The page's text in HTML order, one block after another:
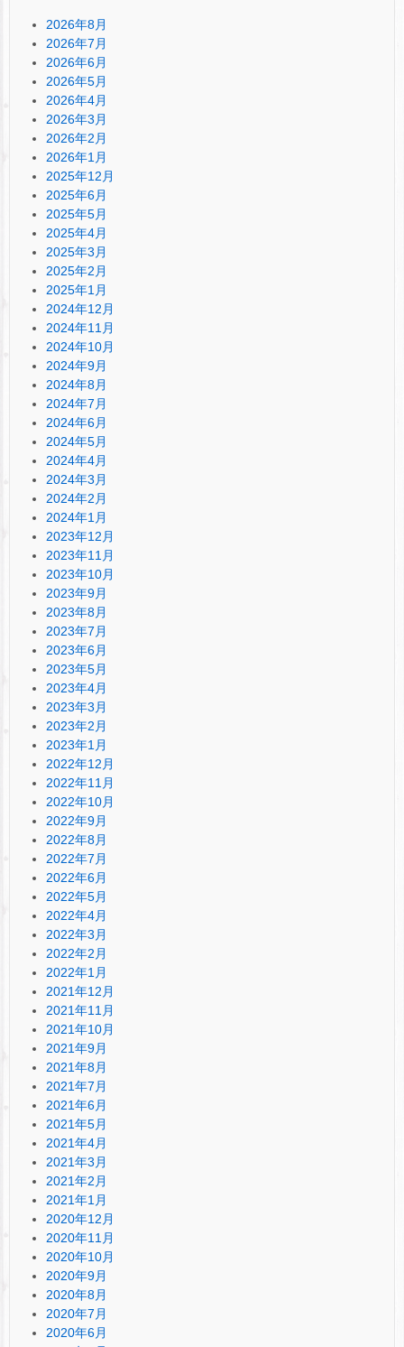
2026年8月
2026年7月
2026年6月
2026年5月
2026年4月
2026年3月
2026年2月
2026年1月
2025年12月
2025年6月
2025年5月
2025年4月
2025年3月
2025年2月
2025年1月
2024年12月
2024年11月
2024年10月
2024年9月
2024年8月
2024年7月
2024年6月
2024年5月
2024年4月
2024年3月
2024年2月
2024年1月
2023年12月
2023年11月
2023年10月
2023年9月
2023年8月
2023年7月
2023年6月
2023年5月
2023年4月
2023年3月
2023年2月
2023年1月
2022年12月
2022年11月
2022年10月
2022年9月
2022年8月
2022年7月
2022年6月
2022年5月
2022年4月
2022年3月
2022年2月
2022年1月
2021年12月
2021年11月
2021年10月
2021年9月
2021年8月
2021年7月
2021年6月
2021年5月
2021年4月
2021年3月
2021年2月
2021年1月
2020年12月
2020年11月
2020年10月
2020年9月
2020年8月
2020年7月
2020年6月